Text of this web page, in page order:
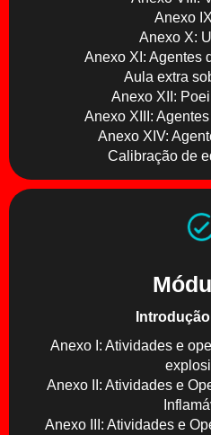
Anexo
Anexo X:
Anexo XI: Agentes
Aula extra
Anexo XII:
Anexo XIII:
Anexo XIV:
Calibração de
Anexo I: Atividades e
Anexo II: Atividades e
Anexo III: Atividades e